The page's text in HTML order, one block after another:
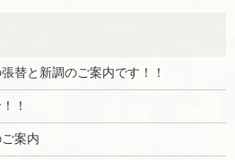
替と新調のご案内です！！
！
案内